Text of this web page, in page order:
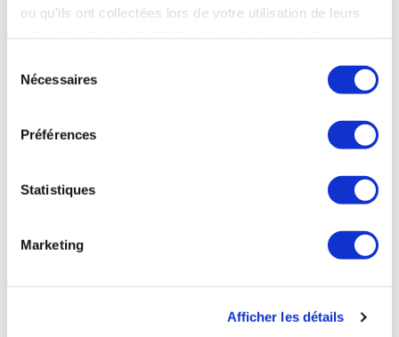
ou qu'ils ont collectées lors de votre utilisation de leurs
Nécessaires
Préférences
Statistiques
Marketing
Afficher les détails
introduction en Bourse selon le calendrier initial, avec le
plein soutien de ses actionnaires et de son conseil
général du groupe, le 15 mai. Le groupe « accueillerait
naturellement favorablement une éventuelle participation
ajouté. Seulement, a-t-il conclu, la « priorité reste une
préparation soigneuse de l’introduction en Bourse dans
employés et de ses clients ». La structure capitalistique du
groupe franco-allemand KNDS, spécialiste de l’armement
français [via Giat Industries] et la famille Bode-Wegmann,
chacun détenant 50 % des parts.
Opex360.com du 18 mai 2026